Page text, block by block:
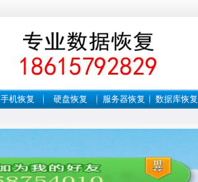
手机恢复 硬盘恢复 服务器恢复 数据库恢复